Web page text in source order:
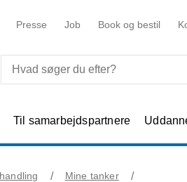
Presse Job Book og bestil
Til samarbejdspartnere
Mine tanker